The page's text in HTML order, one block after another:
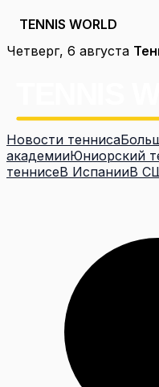
TENNIS WORLD
Перейти
Четверг, 6 августа
Новости тенниса
академииЮниорский
теннисеВ ИспанииВ